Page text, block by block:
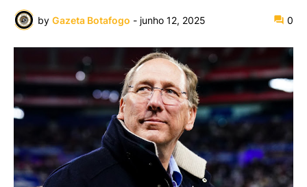
by Gazeta Botafogo - junho 12, 2025 0